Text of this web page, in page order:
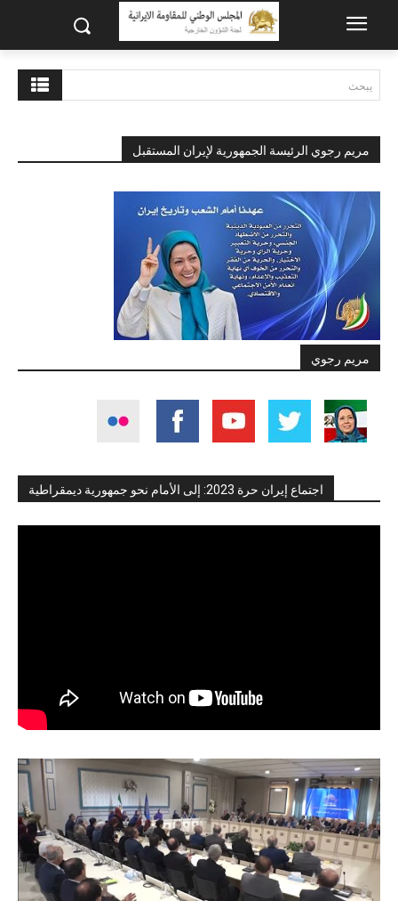
يبحث
مريم رجوي الرئيسة الجمهورية لإيران المستقبل
مريم رجوي
اجتماع إيران حرة 2023: إلى الأمام نحو جمهورية ديمقراطية